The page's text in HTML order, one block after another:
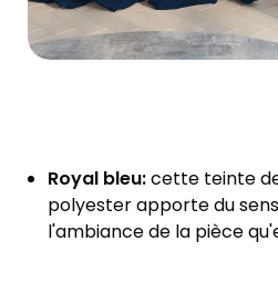
Royal bleu:cette teinte
polyester apporte du
l'ambiance de la pièce